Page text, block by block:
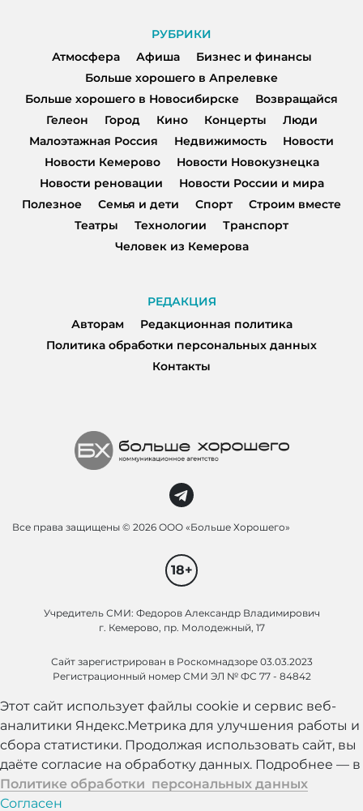
РУБРИКИ
Атмосфера
Афиша
Бизнес и финансы
Больше хорошего в Апрелевке
Больше хорошего в Новосибирске
Возвращайся
Гелеон
Город Кино Концерты
Люди
Малоэтажная Россия
Недвижимость
Новости
Новости Кемерово
Новости Новокузнецка
Новости реновации
Новости России и мира
Полезное
Семья и дети Спорт
Строим вместе
Театры
Технологии
Транспорт
Человек из Кемерова
РЕДАКЦИЯ
Авторам
Редакционная политика
Политика обработки персональных данных
Контакты
Все права защищены © 2026 ООО «Больше Хорошего»
18+
Учредитель СМИ: Федоров Александр Владимирович
г. Кемерово, пр. Молодежный, 17
Сайт зарегистрирован в Роскомнадзоре 03.03.2023
Регистрационный номер СМИ ЭЛ № ФС 77 - 84842
Этот сайт использует файлы cookie и сервис веб-
аналитики Яндекс.Метрика для улучшения работы и
сбора статистики. Продолжая использовать сайт, вы
даёте согласие на обработку данных. Подробнее — в
Политике обработки персональных данных
Согласен